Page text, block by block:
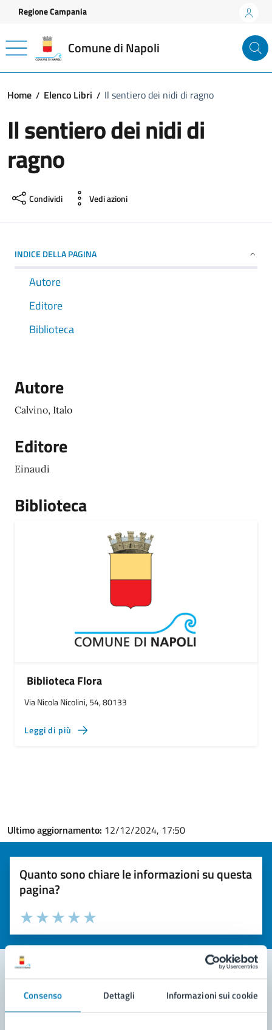
Consenso Dettagli Informazioni sui cookie
Vai ai contenuti
Vai al footer
Regione Campania
Comune di Napoli
Home Elenco Libri Il sentiero dei nidi di ragno
Il sentiero dei nidi di
ragno
Condividi Vedi azioni
INDICE DELLA PAGINA
Autore
Editore
Biblioteca
Autore
Calvino, Italo
Editore
Einaudi
Biblioteca
Biblioteca Flora
Via Nicola Nicolini, 54, 80133
Leggi di più
Ultimo aggiornamento: 12/12/2024, 17:50
Quanto sono chiare le informazioni su questa
pagina?
Valuta la chiarezza delle informazioni (da 1 a 5 stelle)
Seleziona il numero di stelle per valutare la chiarezza delle
Valuta 5 stelle su 5
Valuta 4 stelle su 5
Valuta 3 stelle su 5
Valuta 2 stelle su 5
Valuta 1 stelle su 5
Contatta il comune